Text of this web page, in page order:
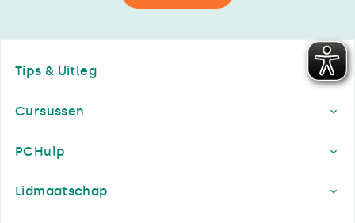
Tips & Uitleg
Cursussen
PCHulp
Lidmaatschap